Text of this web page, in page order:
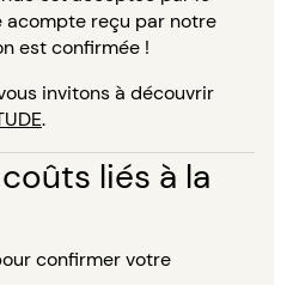
reçu par notre
est confirmée !
invitons à découvrir
.
liés à la
confirmer votre